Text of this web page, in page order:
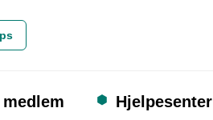
Hjelpesenter